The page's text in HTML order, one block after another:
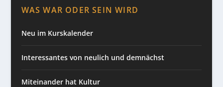
WAS WAR ODER SEIN WIRD
Neu im Kurskalender
Interessantes von neulich und demnächst
Miteinander hat Kultur